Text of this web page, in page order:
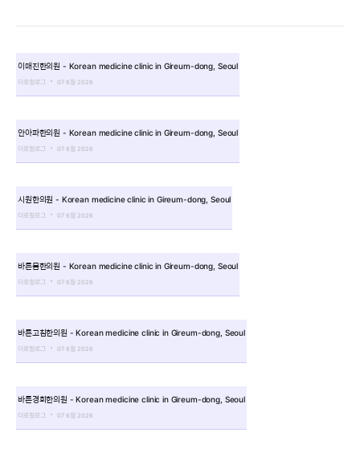
이매진한의원 - Korean medicine clinic in Gireum-dong, Seoul
더로컬로그 07 6월 2026
안아파한의원 - Korean medicine clinic in Gireum-dong, Seoul
더로컬로그 07 6월 2026
시원한의원 - Korean medicine clinic in Gireum-dong, Seoul
더로컬로그 07 6월 2026
바른몸한의원 - Korean medicine clinic in Gireum-dong, Seoul
더로컬로그 07 6월 2026
바른고침한의원 - Korean medicine clinic in Gireum-dong, Seoul
더로컬로그 07 6월 2026
바른경희한의원 - Korean medicine clinic in Gireum-dong, Seoul
더로컬로그 07 6월 2026